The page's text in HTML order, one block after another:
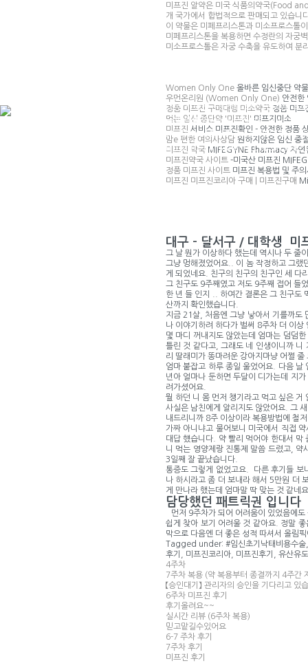
미프진 알약은 미국 식품의약국(Food
개 국가에서 합법적으로 판매되고 있습니
이 약물은 미페프리스톤과 미소프로스톨
미페프리스톤을 복용하면 수정란의 자궁
미소프로스톨은 자궁 수축을 유도하여
Women Only One 올바른 임신중단 약
우먼온리원 (Women Only One) 안전한
정품 미프진 구매대행 미소약국 정품 미프
먹는 임신 중단약 '미프진' 미프지미소
미프진 서비스 미프진확인 - 안전한 정품
맘e 편한 여의사상담 원하지않은 임신 중
미프진 약국 MIFEGYNE Pharmacy 자연
미프진약국 사이트 -미국산 미프진
정품 미프진 사이트 미프진 복용법 및 주
미프진 미프진코리아 구매 | 미프진구매
대구 – 달서구 / 대학생 미
그 날 뭔가 이상하다 했는데 역시나 두 줄
그냥 멍해졌었어요.. 이 놈 작정하고 그랬
게 되었네요. 친구의 친구의 친구인 세 다
그 친구도 9주째였고 저도 9주째 접어 들
한 년 들 인지 .. 하여간 결론은 그 친구도
산까지 확인했습니다.
지금 21살, 처음엔 그냥 낳아서 기를까도
나 이야기하려 하다가 벌써 8주차 더 이
몇 마디 꺼내지도 않았는데 엄마는 덤덤
틀린 것 같다고, 그래도 네 인생이니까
리 딸래미가 똥마려운 강아지마냥 어쩔
엄마 붙잡고 하루 종일 울었어요. 다음 날
년아 얼마나 둔하면 두달이 디가는데 지
려가셨어요.
뭘 하던 니 몸 먼저 챙기라고 먹고 싶은
사실은 남친에게 알리지도 않았어요. 그
내드리니까 8주 이상이라 복용방법에 철
가짜 아니냐고 물어보니 미국에서 직접
대답 헀습니다. 약 빨리 먹어야 한대서 막
니 먹는 영양제랑 진통제 말씀 드렸고,
3일째 잘 끝났습니다.
통증도 그렇게 없었고요. 다른 후기들 보
나 하시라고 좀 더 보내라 해서 5만원 더
게 만나라 했는데 엄마말 딱 맞는 것 같
담당했던 패트릭권 입니다
먼저 9주차가 되어 어려움이 있었음에
쉽게 찾아 보기 어려울 것 같아요. 정말
막으로 다음엔 더 좋은 성적 따셔서 올림
Tagged under: #임신초기낙태비용수술,
후기, 미프진코리아, 미프진후기, 유산유
4주차
7주차 복용 (약 복용부터 종결까지 4주간
【승인대기】 관리자의 승인을 기다리고 있
6주차 미프진 후기
후기올려요~~
실시간 리뷰 (6주차 복용)
믿고맡길수있어요
6-7 주차 후기
7주차 후기
미프진 후기
주소:경기도 안산시 단원구 풍전로 37-9 (원곡동) 트
상호:대한유공압 대표:방창선 사업자번호:134-31-
전화번호:031-494-4616~7 팩스:031-495-4618
COPYRIGHT(c)2016 dhmarket ALL RIGHTS